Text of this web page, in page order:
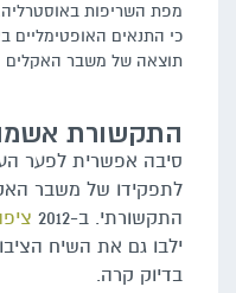
מפת השריפות
כי התנאים האופטימליים
תוצאה של משבר האקלים
התקשורת
סיבה אפשרית לפער
לתפקידו של משבר
התקשורתי. ב-2012
ילבו גם את השיח
בדיוק קרה.